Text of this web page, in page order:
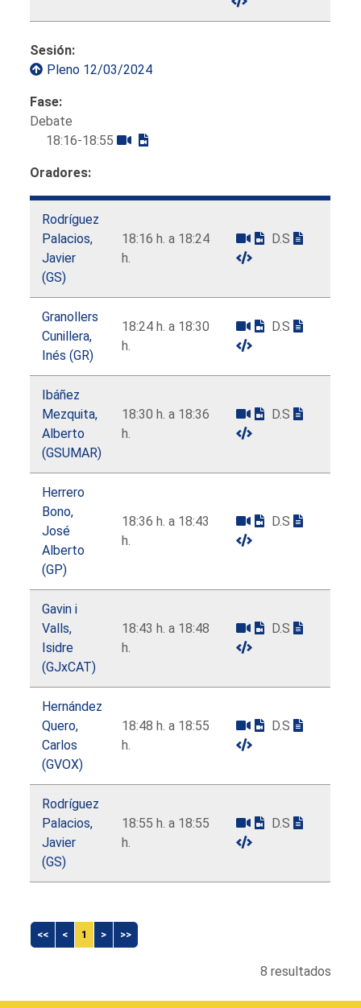
Sesión:
Pleno 12/03/2024
Fase:
Debate
18:16-18:55
Oradores:
Rodríguez
Palacios,
Javier
(GS)
18:16 h. a 18:24
h.
D.S
Granollers
Cunillera,
Inés (GR)
18:24 h. a 18:30
h.
D.S
Ibáñez
Mezquita,
Alberto
(GSUMAR)
18:30 h. a 18:36
h.
D.S
Herrero
Bono,
José
Alberto
(GP)
18:36 h. a 18:43
h.
D.S
Gavin i
Valls,
Isidre
(GJxCAT)
18:43 h. a 18:48
h.
D.S
Hernández
Quero,
Carlos
(GVOX)
18:48 h. a 18:55
h.
D.S
Rodríguez
Palacios,
Javier
(GS)
18:55 h. a 18:55
h.
D.S
<< < 1 > >>
8 resultados